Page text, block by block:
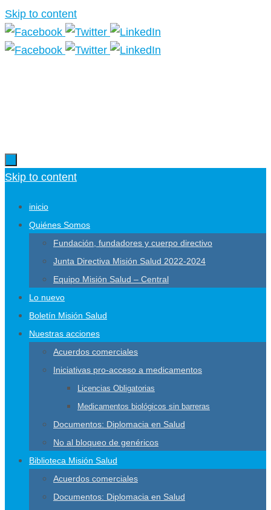
Skip to content
Skip to content
inicio
Quiénes Somos
Fundación, fundadores y cuerpo directivo
Junta Directiva Misión Salud 2022-2024
Equipo Misión Salud – Central
Lo nuevo
Boletín Misión Salud
Nuestras acciones
Acuerdos comerciales
Iniciativas pro-acceso a medicamentos
Licencias Obligatorias
Medicamentos biológicos sin barreras
Documentos: Diplomacia en Salud
No al bloqueo de genéricos
Biblioteca Misión Salud
Acuerdos comerciales
Documentos: Diplomacia en Salud
Más información.